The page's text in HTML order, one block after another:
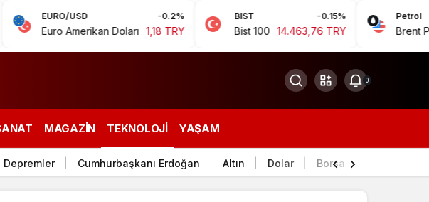
EURO/USD
Euro Amerikan Doları 1,18 TRY
BIST
Bist 100 14.463,76 TRY
Petrol
Brent Petrol
0
MAGAZIN TEKNOLOJI YAŞAM
Depremler Cumhurbaşkanı Erdoğan Altın Dolar Borsa